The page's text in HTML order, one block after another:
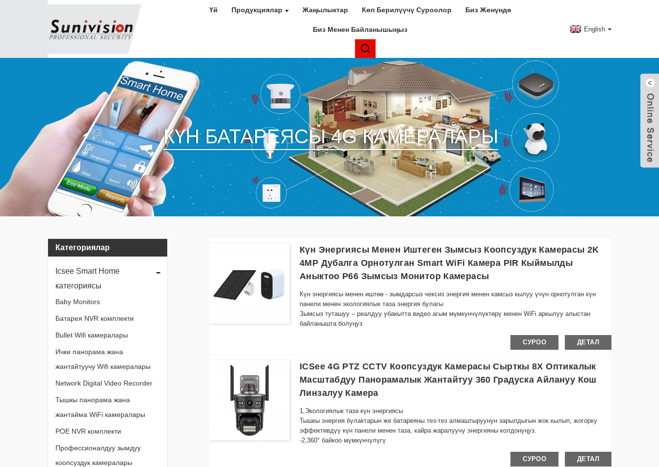
Үй Продукциялар Жаңылыктар Көп Берилүүчү Суроолор Биз Жөнүндө
Биз Менен Байланышыңыз English
КҮН БАТАРЕЯСЫ 4G КАМЕРАЛАРЫ
Категориялар
Icsee Smart Home
категориясы
Baby Monitors
Батарея NVR комплекти
Bullet Wifi камералары
Ички панорама жана
жантайтуучу Wifi камералары
Network Digital Video Recorder
Тышкы панорама жана
жантайма WiFi камералары
POE NVR комплекти
Профессионалдуу зымдуу
коопсуздук камералары
Күн Энергиясы Менен Иштеген Зымсыз Коопсуздук Камерасы 2K
4MP Дубалга Орнотулган Smart WiFi Камера PIR Кыймылды
Аныктоо P66 Зымсыз Монитор Камерасы
Күн энергиясы менен иштөө - зымдарсыз чексиз энергия менен камсыз кылуу үчүн орнотулган күн
панели менен экологиялык таза энергия булагы
Зымсыз туташуу – реалдуу убакытта видео агым мүмкүнчүлүктөрү менен WiFi аркылуу алыстан
байланышта болуңуз
камсыз кылат
Smart Motion Detection – Кыймыл аныкталганда автоматтык түрдө эскертип, жазып, энергияны жана
сактоо мейкиндигин үнөмдөйт.
Оңой орнотуу – Каалаган жерде тез орнотуу үчүн жөнөкөй монтаждык кашаалар менен жылмакай
Алыстан көзөмөлдөө – Смартфонуңуз же акылдуу түзмөгүңүздүн жардамы менен каалаган жерден
жандуу каналга жана жазылган видеолорго кирүү
Булуттагы сактагычтын шайкештиги - Кошумча булут сактагычын интеграциялоо менен эскерүүлөрдү
коопсуз сактаңыз
Энергияны Эффективдүү - Үзгүлтүксүз коргоону сактап, электр энергиясына чыгымдарды азайтуу үчүн
СУРОО ДЕТАЛ
ICSee 4G PTZ CCTV Коопсуздук Камерасы Сырткы 8X Оптикалык
Масштабдуу Панорамалык Жантайтуу 360 Градуска Айлануу Кош
Линзалуу Камера
1, Экологиялык таза күн энергиясы
Тышкы энергия булактарын же батареяны тез-тез алмаштыруунун зарылдыгын жок кылып, жогорку
эффективдүү күн панели менен таза, кайра жаралуучу энергияны колдонуңуз.
-2, 360° байкоо мүмкүнчүлүгү
СУРОО ДЕТАЛ